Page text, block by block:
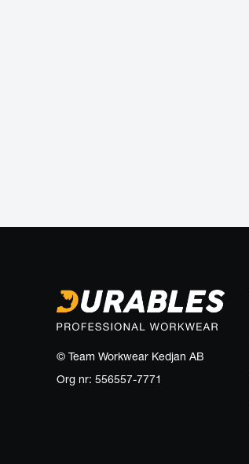
© Team Workwear Kedjan AB
Org nr: 556557-7771